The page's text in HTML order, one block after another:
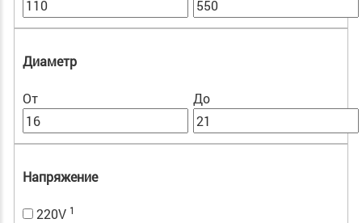
Диаметр
От До
Напряжение
220V 1